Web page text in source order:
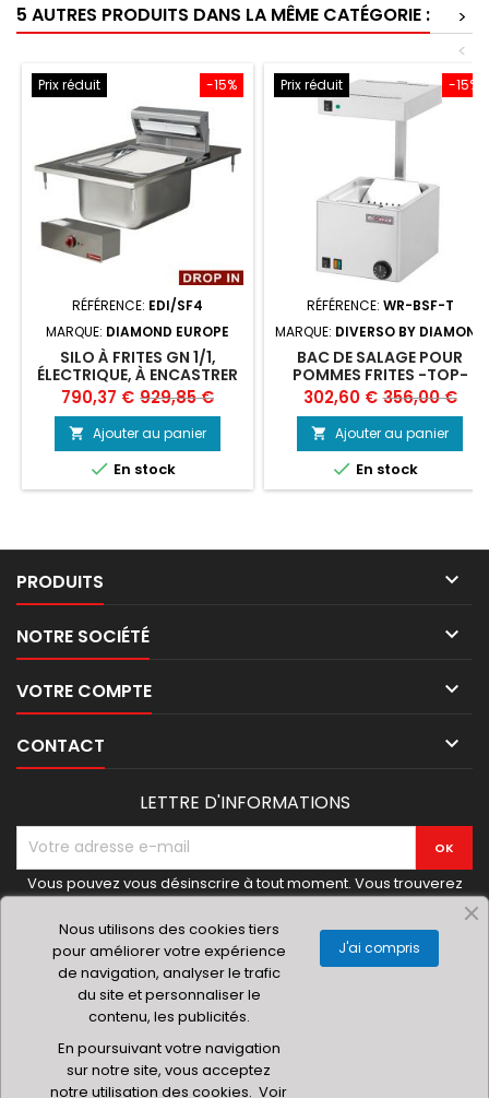
5 AUTRES PRODUITS DANS LA MÊME CATÉGORIE :
>
<
-15%
Prix réduit
RÉFÉRENCE: EDI/SF4
MARQUE: DIAMOND EUROPE
SILO À FRITES GN 1/1,
ÉLECTRIQUE, À ENCASTRER
Prix
790,37 € Prix
de
base
929,85 €
 Ajouter au panier
 En stock
-15%
Prix réduit
RÉFÉRENCE: WR-BSF-T
MARQUE: DIVERSO BY DIAMOND
BAC DE SALAGE POUR
POMMES FRITES -TOP-
Prix
302,60 € Prix
de
base
356,00 €
 Ajouter au panier
 En stock
PRODUITS 
NOTRE SOCIÉTÉ 
VOTRE COMPTE 
CONTACT 
LETTRE D'INFORMATIONS
Vous pouvez vous désinscrire à tout moment. Vous trouverez
pour cela nos informations de contact dans les conditions
d'utilisation du site.
© 2019 Materielhoreca.com | Gingenroots SRL
Nous utilisons des cookies tiers
pour améliorer votre expérience
de navigation, analyser le trafic
du site et personnaliser le
contenu, les publicités.
En poursuivant votre navigation
sur notre site, vous acceptez
notre utilisation des cookies. Voir
J'ai compris